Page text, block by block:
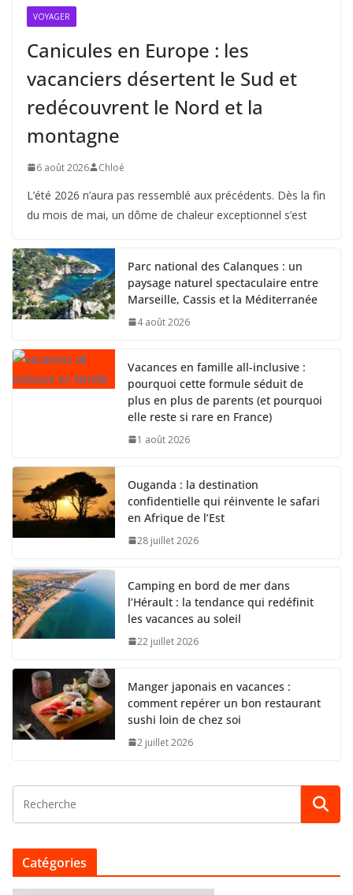
VOYAGER
Canicules en Europe : les
vacanciers désertent le Sud et
redécouvrent le Nord et la
montagne
6 août 2026 Chloé
L’été 2026 n’aura pas ressemblé aux précédents. Dès la fin
du mois de mai, un dôme de chaleur exceptionnel s’est
Parc national des Calanques : un
paysage naturel spectaculaire entre
Marseille, Cassis et la Méditerranée
4 août 2026
Vacances en famille all-inclusive :
pourquoi cette formule séduit de
plus en plus de parents (et pourquoi
elle reste si rare en France)
1 août 2026
Ouganda : la destination
confidentielle qui réinvente le safari
en Afrique de l’Est
28 juillet 2026
Camping en bord de mer dans
l’Hérault : la tendance qui redéfinit
les vacances au soleil
22 juillet 2026
Manger japonais en vacances :
comment repérer un bon restaurant
sushi loin de chez soi
2 juillet 2026
Catégories